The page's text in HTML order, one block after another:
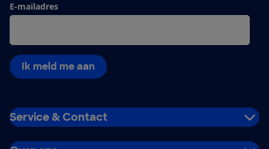
E-mailadres
Ik meld me aan
Service & Contact